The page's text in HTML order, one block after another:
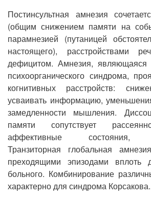
Постинсультная амнезия
(общим снижением памяти на
парамнезией (путаницей
настоящего), расстройствами
дефицитом. Амнезия, являющаяся
психоорганического синдрома,
когнитивных расстройств:
усваивать информацию,
замедленности мышления.
памяти сопутствует
аффективные состояния,
Транзиторная глобальная
преходящими эпизодами вплоть
больного. Комбинирование
характерно для синдрома Корсакова.